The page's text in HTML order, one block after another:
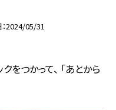
2024/05/31
をつかって、 「あとから